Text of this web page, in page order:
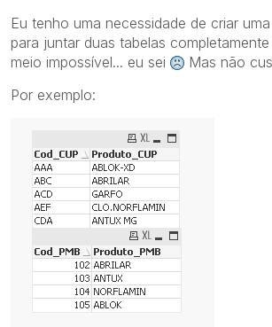
Eu tenho uma necessidade de criar
para juntar duas tabelas
meio impossível... eu sei
Mas não
Por exemplo: